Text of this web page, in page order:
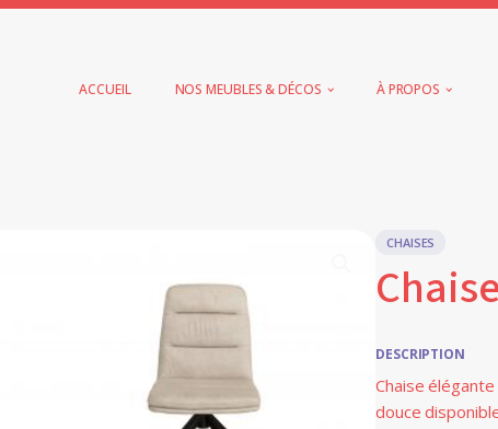
ACCUEIL NOS MEUBLES & DÉCOS À PROPOS
CHAISES
DESCRIPTION
Chaise
douce